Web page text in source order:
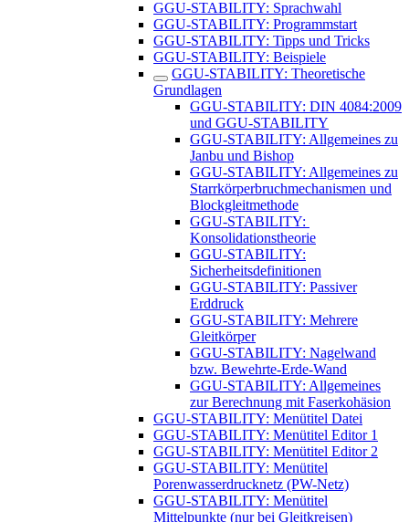
GGU-STABILITY: Sprachwahl
GGU-STABILITY: Programmstart
GGU-STABILITY: Tipps und Tricks
GGU-STABILITY: Beispiele
GGU-STABILITY: Theoretische
Grundlagen
GGU-STABILITY: DIN 4084:2009
und GGU-STABILITY
GGU-STABILITY: Allgemeines zu
Janbu und Bishop
GGU-STABILITY: ​Allgemeines zu
Starrkörperbruchmechanismen und
Blockgleitmethode
GGU-STABILITY: ​
Konsolidationstheorie
GGU-STABILITY:
Sicherheitsdefinitionen
GGU-STABILITY: Passiver
Erddruck
GGU-STABILITY: Mehrere
Gleitkörper
GGU-STABILITY: Nagelwand
bzw. Bewehrte-Erde-Wand
GGU-STABILITY: ​Allgemeines
zur Berechnung mit Faserkohäsion
GGU-STABILITY: Menütitel Datei
GGU-STABILITY: Menütitel Editor 1
GGU-STABILITY: Menütitel Editor 2
GGU-STABILITY: Menütitel
Porenwasserdrucknetz (PW-Netz)
GGU-STABILITY: Menütitel
Mittelpunkte (nur bei Gleitkreisen)